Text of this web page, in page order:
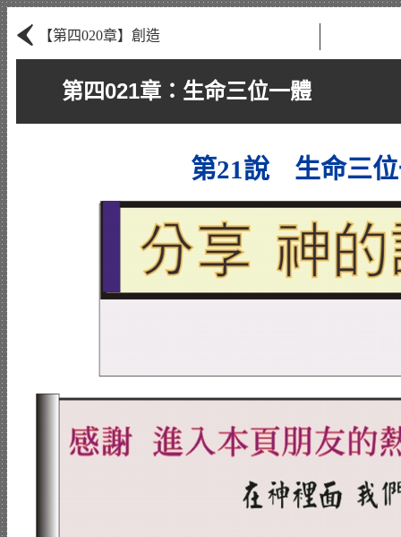
‹ 【第四020章】創造
第四021章：生命三位一體
第21說 生命三